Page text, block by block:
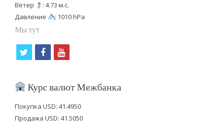
Ветер
: 4.73 м.с.
Давление
: 1010 hPa
Мы тут
i
t
f
c
b
y
u
u
Курс валют Межбанка
Покупка USD: 41.4950
Продажа USD: 41.5050